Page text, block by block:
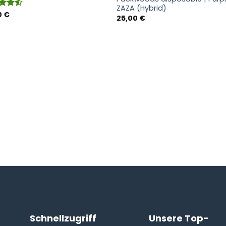
€
ZAZA (Hybrid)
25,00 €
Schnellzugriff
Unsere Top-